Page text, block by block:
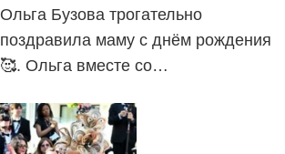
Ольга Бузова трогательно
поздравила маму с днём рождения
🥰. Ольга вместе со…